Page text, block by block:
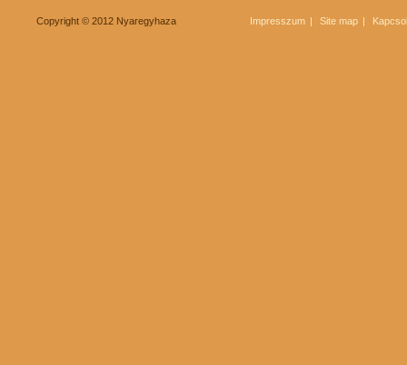
Copyright © 2012 Nyaregyhaza Impresszum Site map